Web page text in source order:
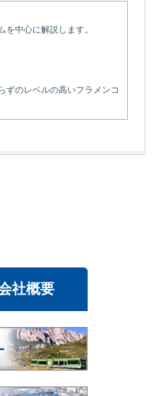
を中心に解説します。
ずのレベルの高いフラメンコ
社概要